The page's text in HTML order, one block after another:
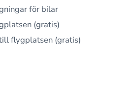
för bilar
(gratis)
flygplatsen (gratis)